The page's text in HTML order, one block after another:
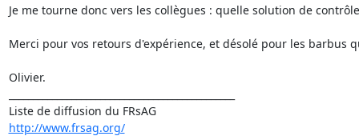
Je me tourne donc vers les collègues : quelle solution de
Merci pour vos retours d'expérience, et désolé pour les barbus
Olivier.
Liste de diffusion du FRsAG
http://www.frsag.org/